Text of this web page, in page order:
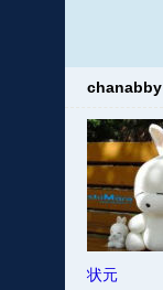
chanabby
状元